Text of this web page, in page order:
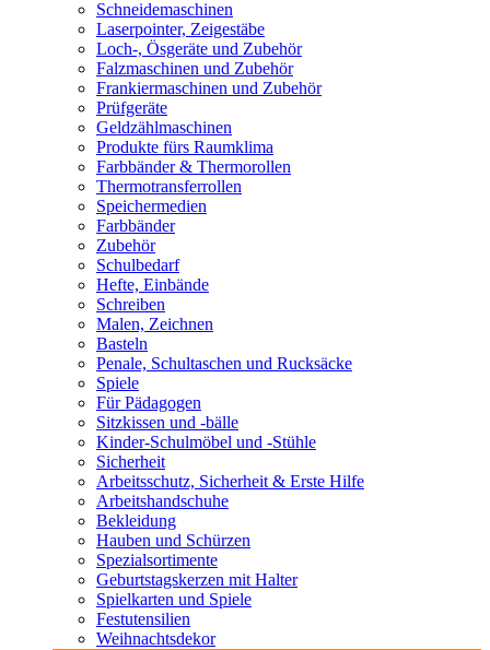
Schneidemaschinen
Laserpointer, Zeigestäbe
Loch-, Ösgeräte und Zubehör
Falzmaschinen und Zubehör
Frankiermaschinen und Zubehör
Prüfgeräte
Geldzählmaschinen
Produkte fürs Raumklima
Farbbänder & Thermorollen
Thermotransferrollen
Speichermedien
Farbbänder
Zubehör
Schulbedarf
Hefte, Einbände
Schreiben
Malen, Zeichnen
Basteln
Penale, Schultaschen und Rucksäcke
Spiele
Für Pädagogen
Sitzkissen und -bälle
Kinder-Schulmöbel und -Stühle
Sicherheit
Arbeitsschutz, Sicherheit & Erste Hilfe
Arbeitshandschuhe
Bekleidung
Hauben und Schürzen
Spezialsortimente
Geburtstagskerzen mit Halter
Spielkarten und Spiele
Festutensilien
Weihnachtsdekor